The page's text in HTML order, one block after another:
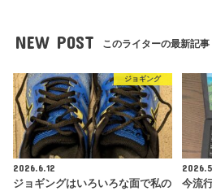
NEW POST このライターの最新記事
ジョギング
2026.6.12
ジョギングはいろいろな面で私の
今流